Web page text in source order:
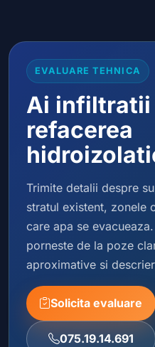
EVALUARE TEHNICA
Ai infiltratii
refacerea
Trimite detalii despre
stratul existent, zonele
care apa se
porneste de la poze
aproximative si
Solicita evaluare
075.19.14.691